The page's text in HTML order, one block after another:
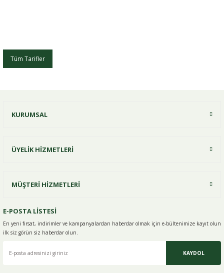
Tüm Tarifler
KURUMSAL
ÜYELİK HİZMETLERİ
MÜŞTERİ HİZMETLERİ
E-POSTA LİSTESİ
En yeni fırsat, indirimler ve kampanyalardan haberdar olmak için e-bültenimize kayıt olun
ilk siz görün siz haberdar olun.
KAYDOL